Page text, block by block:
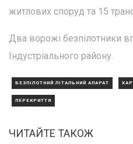
житлових споруд та 15
Два ворожі безпілотники
Індустріального району.
БЕЗПІЛОТНИЙ ЛІТАЛЬНИЙ АПАРАТ
ПЕРЕКРИТТЯ
ЧИТАЙТЕ ТАКОЖ